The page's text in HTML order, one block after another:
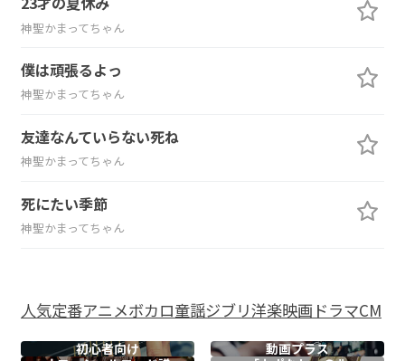
神聖かまってちゃん
僕は頑張るよっ
神聖かまってちゃん
友達なんていらない死ね
神聖かまってちゃん
死にたい季節
神聖かまってちゃん
人気定番アニメボカロ童謡ジブリ洋楽映画ドラマCM
初心者向け
動画プラス